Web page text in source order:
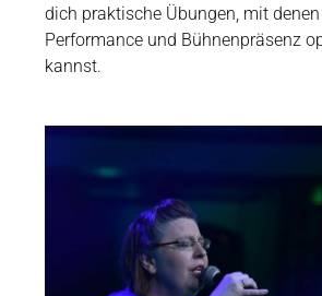
dich praktische Übungen, mit
Performance und Bühnenpräsenz
kannst.